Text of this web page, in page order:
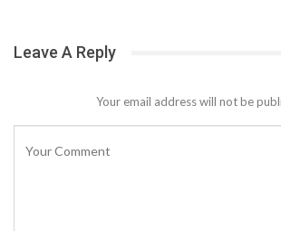
Leave A Reply
Your email address will not be